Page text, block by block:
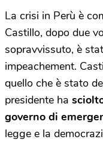
La crisi in Perù è
Castillo, dopo due
sopravvissuto, è
impeachement.
quello che è stato
presidente ha
governo di
legge e la